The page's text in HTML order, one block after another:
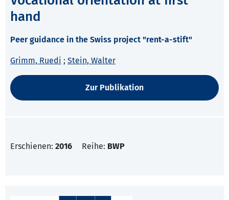
hand
Peer guidance in the Swiss project "rent-a-stift"
Grimm, Ruedi ; Stein, Walter
Zur Publikation
Erschienen: 2016 Reihe: BWP